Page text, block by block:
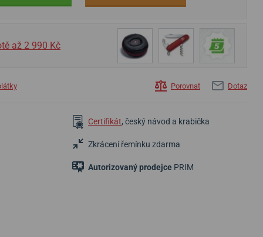
až 2 990 Kč
Porovnat Dotaz
Certifikát, český návod a krabička
Zkrácení řemínku zdarma
Autorizovaný prodejce PRIM